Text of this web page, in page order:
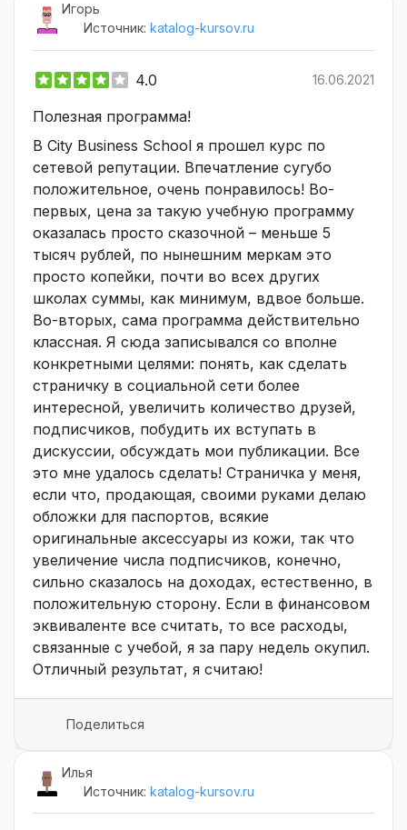
Игорь
Источник: katalog-kursov.ru
4.0 16.06.2021
Полезная программа!
В City Business School я прошел курс по
сетевой репутации. Впечатление сугубо
положительное, очень понравилось! Во-
первых, цена за такую учебную программу
оказалась просто сказочной – меньше 5
тысяч рублей, по нынешним меркам это
просто копейки, почти во всех других
школах суммы, как минимум, вдвое больше.
Во-вторых, сама программа действительно
классная. Я сюда записывался со вполне
конкретными целями: понять, как сделать
страничку в социальной сети более
интересной, увеличить количество друзей,
подписчиков, побудить их вступать в
дискуссии, обсуждать мои публикации. Все
это мне удалось сделать! Страничка у меня,
если что, продающая, своими руками делаю
обложки для паспортов, всякие
оригинальные аксессуары из кожи, так что
увеличение числа подписчиков, конечно,
сильно сказалось на доходах, естественно, в
положительную сторону. Если в финансовом
эквиваленте все считать, то все расходы,
связанные с учебой, я за пару недель окупил.
Отличный результат, я считаю!
Поделиться
Илья
Источник: katalog-kursov.ru